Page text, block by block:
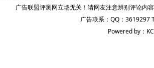
广告联盟评测网立场无关！请网友注意辨别评论内
广告联系：QQ：3619297
Powered by：